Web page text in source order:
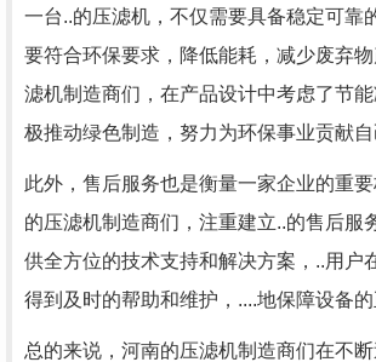
一台..的压滤机，不仅需要具备稳定可靠
要符合环保要求，降低能耗，减少废弃
滤机制造商们，在产品设计中考虑了节
极推动绿色制造，努力为环保事业贡献自
此外，售后服务也是衡量一家企业的重
的压滤机制造商们，注重建立..的售后服
供全方位的技术支持和解决方案，..用户
得到及时的帮助和维护，....地保障设备的
总的来说，河南的压滤机制造商们在不